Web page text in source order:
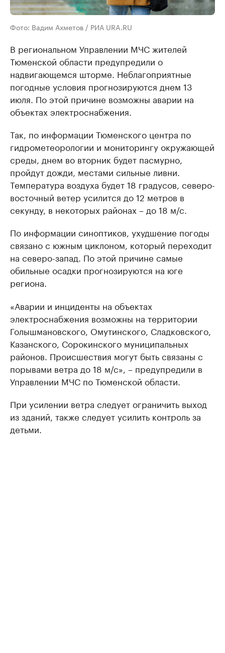
Фото: Вадим Ахметов / РИА URA.RU
В региональном Управлении МЧС жителей
Тюменской области предупредили о
надвигающемся шторме. Неблагоприятные
погодные условия прогнозируются днем 13
июля. По этой причине возможны аварии на
объектах электроснабжения.
Так, по информации Тюменского центра по
гидрометеорологии и мониторингу окружающей
среды, днем во вторник будет пасмурно,
пройдут дожди, местами сильные ливни.
Температура воздуха будет 18 градусов, северо-
восточный ветер усилится до 12 метров в
секунду, в некоторых районах – до 18 м/с.
По информации синоптиков, ухудшение погоды
связано с южным циклоном, который переходит
на северо-запад. По этой причине самые
обильные осадки прогнозируются на юге
региона.
«Аварии и инциденты на объектах
электроснабжения возможны на территории
Голышмановского, Омутинского, Сладковского,
Казанского, Сорокинского муниципальных
районов. Происшествия могут быть связаны с
порывами ветра до 18 м/с», – предупредили в
Управлении МЧС по Тюменской области.
При усилении ветра следует ограничить выход
из зданий, также следует усилить контроль за
детьми.